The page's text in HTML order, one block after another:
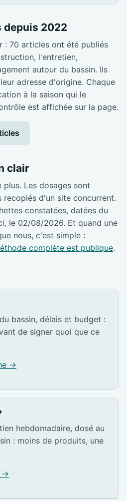
depuis 2022
: 70 articles ont été publiés
l'entretien,
autour du bassin. Ils
adresse d'origine. Chaque
à la saison qui le
est affichée sur la page.
clair
plus. Les dosages sont
recopiés d'un site concurrent.
constatées, datées du
le 02/08/2026. Et quand une
nous, c'est simple :
complète est publique.
bassin, délais et budget :
de signer quoi que ce
→
hebdomadaire, dosé au
: moins de produits, une
→